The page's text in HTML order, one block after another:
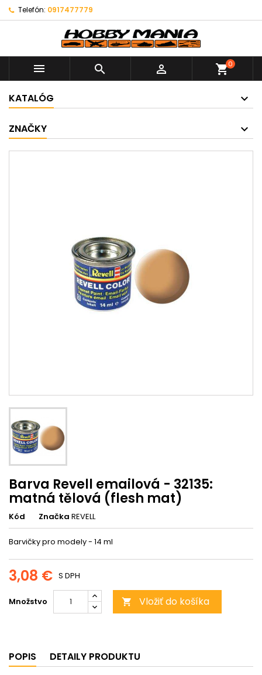
Telefón: 0917477779
   shopping_cart0
KATALÓG
ZNAČKY
Barva Revell emailová - 32135:
matná tělová (flesh mat)
Kód Značka REVELL
Barvičky pro modely - 14 ml
3,08 € S DPH
Množstvo  Vložiť do košíka
POPIS DETAILY PRODUKTU